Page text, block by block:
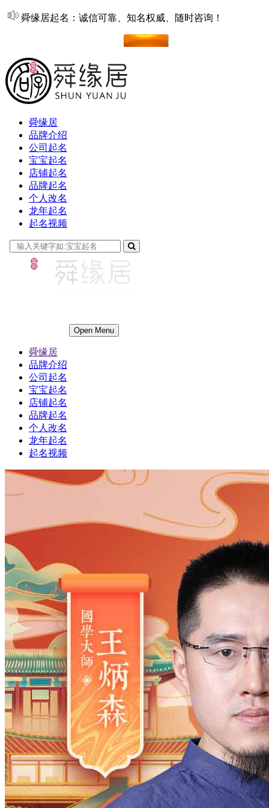
舜缘居起名：诚信可靠、知名权威、随时咨询！
舜缘居
品牌介绍
公司起名
宝宝起名
店铺起名
品牌起名
个人改名
龙年起名
起名视频
Open Menu
舜缘居
品牌介绍
公司起名
宝宝起名
店铺起名
品牌起名
个人改名
龙年起名
起名视频